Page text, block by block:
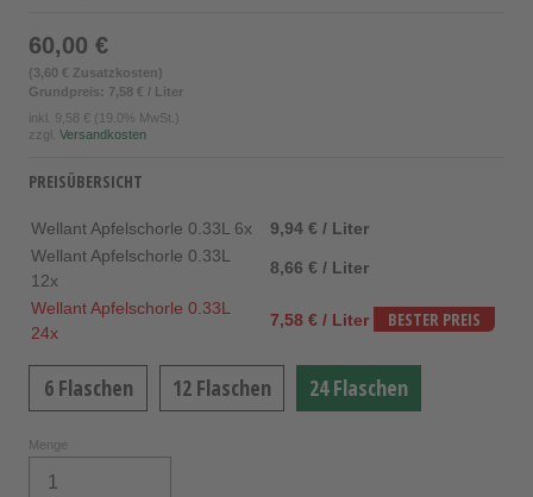
60,00 €
(3,60 € Zusatzkosten)
Grundpreis: 7,58 € / Liter
inkl. 9,58 € (19.0% MwSt.)
zzgl. Versandkosten
PREISÜBERSICHT
Wellant Apfelschorle 0.33L 6x
9,94 € / Liter
Wellant Apfelschorle 0.33L
12x
8,66 € / Liter
Wellant Apfelschorle 0.33L
24x
7,58 € / Liter BESTER PREIS
6 Flaschen 12 Flaschen 24 Flaschen
Menge